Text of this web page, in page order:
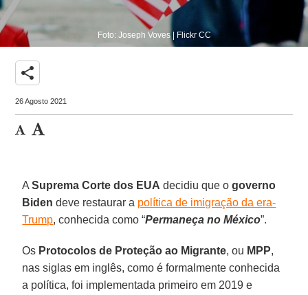
Foto: Joseph Voves | Flickr CC
share
26 Agosto 2021
ASuprema Corte dos EUA decidiu que ogoverno
Biden deve restaurar a política de imigração da era-
Trump, conhecida como “Permaneça no México”.
Os Protocolos de Proteção ao Migrante, ou MPP,
nas siglas em inglês, como é formalmente conhecida
a política, foi implementada primeiro em 2019 e